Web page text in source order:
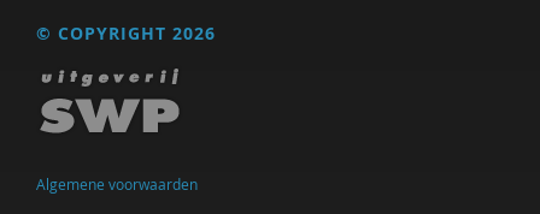
Marcel de Rooij
Ineke de Vries
Otto Dellemann
© COPYRIGHT 2026
Algemene voorwaarden